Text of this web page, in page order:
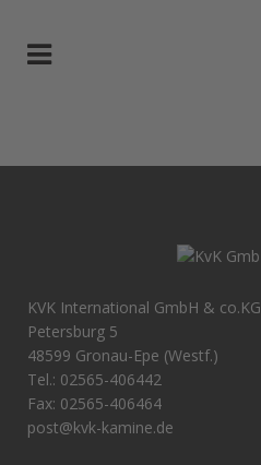
KVK International GmbH & co.KG
Petersburg 5
48599 Gronau-Epe (Westf.)
Tel.: 02565-406442
Fax: 02565-406464
post@kvk-kamine.de